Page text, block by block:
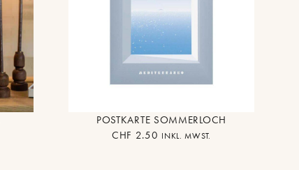
POSTKARTE SOMMERLOCH
CHF 2.50 INKL. MWST.